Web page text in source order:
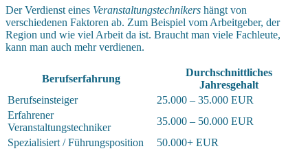
Der Verdienst eines Veranstaltungstechnikers hängt von
verschiedenen Faktoren ab. Zum Beispiel vom Arbeitgeber, der
Region und wie viel Arbeit da ist. Braucht man viele Fachleute,
kann man auch mehr verdienen.
Berufserfahrung
Durchschnittliches
Jahresgehalt
Berufseinsteiger
25.000 – 35.000 EUR
Erfahrener
Veranstaltungstechniker
35.000 – 50.000 EUR
Spezialisiert / Führungsposition
50.000+ EUR